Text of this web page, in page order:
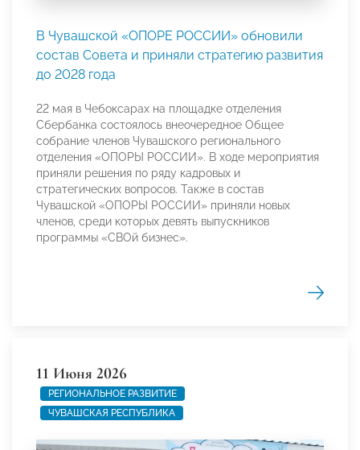
В Чувашской «ОПОРЕ РОССИИ» обновили
состав Совета и приняли стратегию развития
до 2028 года
22 мая в Чебоксарах на площадке отделения
Сбербанка состоялось внеочередное Общее
собрание членов Чувашского регионального
отделения «ОПОРЫ РОССИИ». В ходе мероприятия
приняли решения по ряду кадровых и
стратегических вопросов. Также в состав
Чувашской «ОПОРЫ РОССИИ» приняли новых
членов, среди которых девять выпускников
программы «СВОй бизнес».
11 Июня 2026
РЕГИОНАЛЬНОЕ РАЗВИТИЕ
ЧУВАШСКАЯ РЕСПУБЛИКА